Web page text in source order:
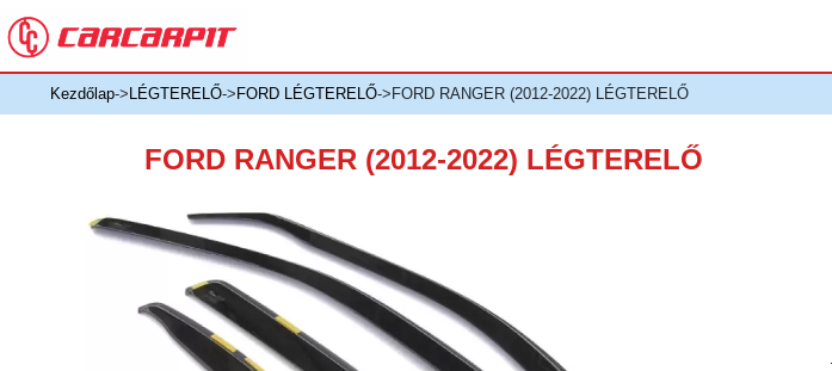
Kezdőlap-> LÉGTERELŐ-> FORD LÉGTERELŐ->FORD RANGER (2012-2022) LÉGTERELŐ
FORD RANGER (2012-2022) LÉGTERELŐ